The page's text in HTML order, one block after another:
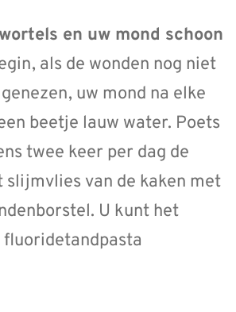
en uw mond schoon
als de wonden nog niet
uw mond na elke
beetje lauw water. Poets
twee keer per dag de
slijmvlies van de kaken met
U kunt het
fluoridetandpasta